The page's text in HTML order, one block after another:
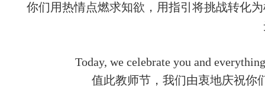
你们用热情点燃求知欲，用指引将挑战转化
Today, we celebrate you and
值此教师节，我们由衷地庆祝你